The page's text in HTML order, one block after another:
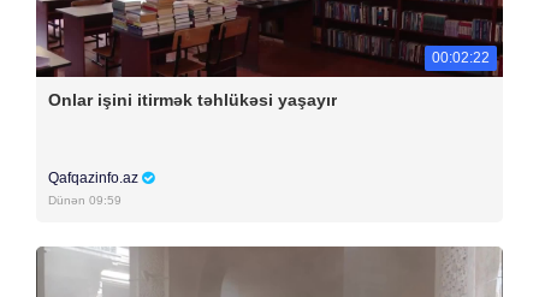
00:02:22
Onlar işini itirmək təhlükəsi yaşayır
Qafqazinfo.az
Dünən 09:59